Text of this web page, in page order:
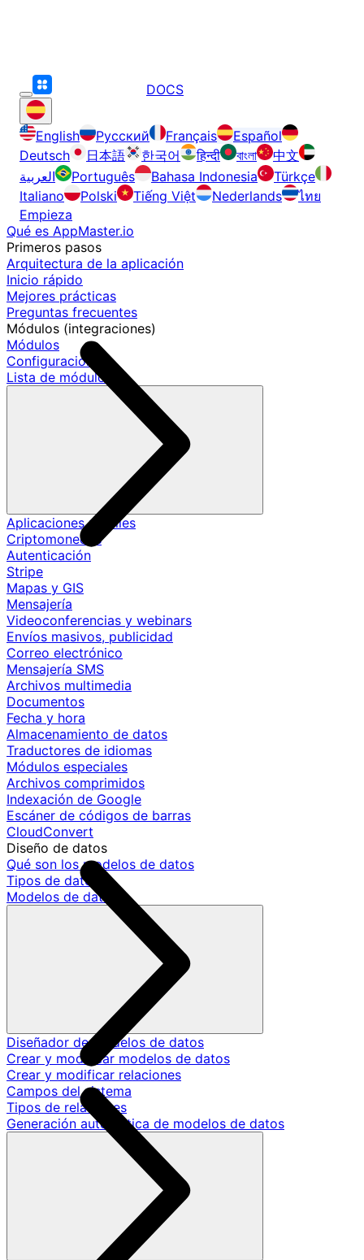
DOCS
English Русский Français
Español
Deutsch
日本語 한국어 हिन्दी বাংলা
中文
العربية
Português Bahasa Indonesia
Türkçe
Italiano
Polski Tiếng Việt Nederlands
ไทย
Empieza
Qué es AppMaster.io
Primeros pasos
Arquitectura de la aplicación
Inicio rápido
Mejores prácticas
Preguntas frecuentes
Módulos (integraciones)
Módulos
Configuración
Lista de módulos
Aplicaciones móviles
Criptomonedas
Autenticación
Stripe
Mapas y GIS
Mensajería
Videoconferencias y webinars
Envíos masivos, publicidad
Correo electrónico
Mensajería SMS
Archivos multimedia
Documentos
Fecha y hora
Almacenamiento de datos
Traductores de idiomas
Módulos especiales
Archivos comprimidos
Indexación de Google
Escáner de códigos de barras
CloudConvert
Diseño de datos
Qué son los modelos de datos
Tipos de datos
Modelos de datos
Diseñador de modelos de datos
Crear y modificar modelos de datos
Crear y modificar relaciones
Campos del sistema
Tipos de relaciones
Generación automática de modelos de datos